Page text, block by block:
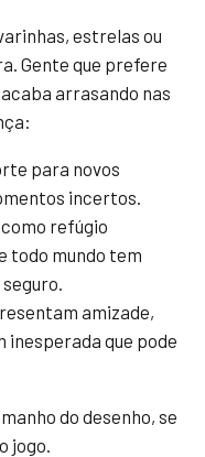
estrelas ou
Gente que prefere
arrasando nas
para novos
incertos.
refúgio
todo mundo tem
amizade,
inesperada que pode
do desenho, se
jogo.